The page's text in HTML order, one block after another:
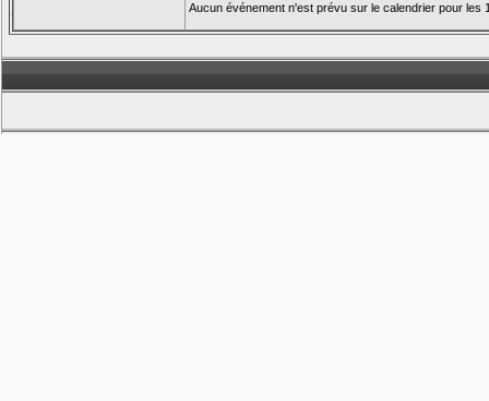
Aucun événement n'est prévu sur le calendrier pour les